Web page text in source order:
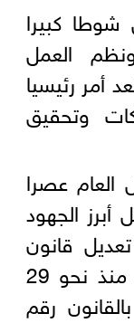
كبيرا
العمل
أمر رئيسيا
وتحقيق
عصرا
أبرز الجهود
قانون
قطاع الأعمال العام لأول مرة منذ نحو 29
رقم